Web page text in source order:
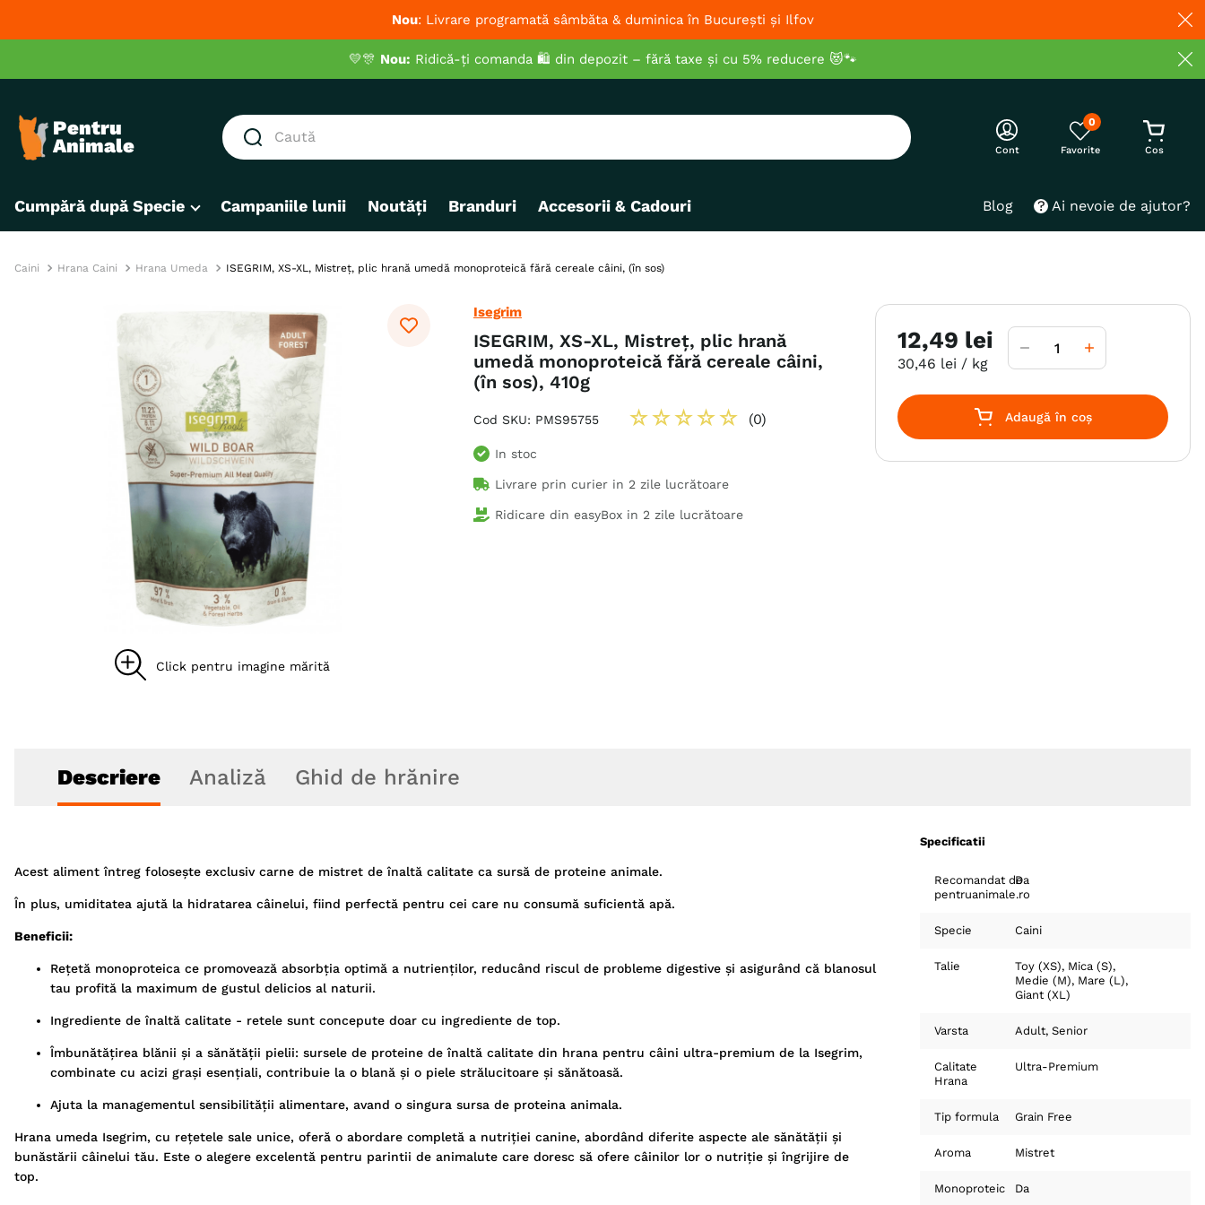
Nou: Livrare programată sâmbăta & duminica în București și Ilfov
💛🎊 Nou: Ridică-ți comanda 🛍️ din depozit – fără taxe și cu 5% reducere 😻🐾
Caută
1. hrana umeda pisici
3. hrana uscata pisici
brit
hrana uscata câini
hypoallergenic
8.
9. brit caini
10. recompense caini
Cont
0
Cumpără după Specie Campaniile lunii Noutăți Branduri Accesorii & Cadouri Blog Ai nevoie de ajutor?
Caini Hrana Caini Hrana Umeda ISEGRIM, XS-XL, Mistreț, plic hrană umedă monoproteică fără cereale câini, (în sos)
Isegrim
ISEGRIM, XS-XL, Mistreț, plic hrană
umedă monoproteică fără cereale câini,
(în sos), 410g
Cod SKU: PMS95755 ☆☆☆☆☆ (0)
In stoc
Livrare prin curier in 2 zile lucrătoare
Ridicare din easyBox in 2 zile lucrătoare
12,49 lei
30,46 lei / kg
Adaugă în coș
Descriere Analiză Ghid de hrănire
Acest aliment întreg folosește exclusiv carne de mistret de înaltă calitate ca sursă de proteine animale.
În plus, umiditatea ajută la hidratarea câinelui, fiind perfectă pentru cei care nu consumă suficientă apă.
Beneficii:
Rețetă monoproteica ce promovează absorbția optimă a nutrienților, reducând riscul de probleme digestive și asigurând că blanosul
tau profită la maximum de gustul delicios al naturii.
Ingrediente de înaltă calitate - retele sunt concepute doar cu ingrediente de top.
Îmbunătățirea blănii și a sănătății pielii: sursele de proteine de înaltă calitate din hrana pentru câini ultra-premium de la Isegrim,
combinate cu acizi grași esențiali, contribuie la o blană și o piele strălucitoare și sănătoasă.
Ajuta la managementul sensibilității alimentare, avand o singura sursa de proteina animala.
Hrana umeda Isegrim, cu rețetele sale unice, oferă o abordare completă a nutriției canine, abordând diferite aspecte ale sănătății și
bunăstării câinelui tău. Este o alegere excelentă pentru parintii de animalute care doresc să ofere câinilor lor o nutriție și îngrijire de
top.
Specificatii
Recomandat de
pentruanimale.ro
Da
Specie Caini
Talie Toy (XS) Mica (S)
Medie (M) Mare (L)
Giant (XL)
Varsta Adult Senior
Calitate
Hrana
Ultra-Premium
Tip formula Grain Free
Aroma Mistret
Monoproteic Da